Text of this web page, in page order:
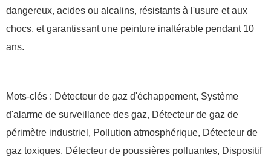
dangereux, acides ou alcalins, résistants à l'usure et aux
chocs, et garantissant une peinture inaltérable pendant 10
ans.
Mots-clés : Détecteur de gaz d'échappement, Système
d'alarme de surveillance des gaz, Détecteur de gaz de
périmètre industriel, Pollution atmosphérique, Détecteur de
gaz toxiques, Détecteur de poussières polluantes, Dispositif